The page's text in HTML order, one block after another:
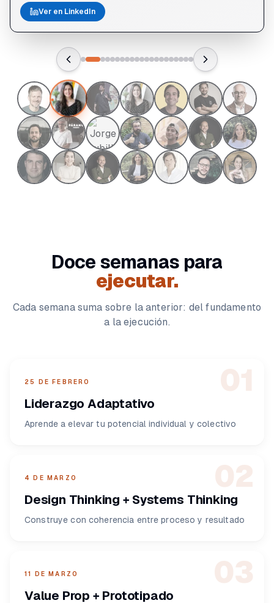
Ver en LinkedIn
Doce semanas para
ejecutar.
Cada semana suma sobre la anterior: del fundamento
a la ejecución.
01
25 DE FEBRERO
Liderazgo Adaptativo
Aprende a elevar tu potencial individual y colectivo
02
4 DE MARZO
Design Thinking + Systems Thinking
Construye con coherencia entre proceso y resultado
03
11 DE MARZO
Value Prop + Prototipado